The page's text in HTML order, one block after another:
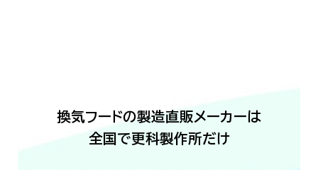
換気フードの製造直販メーカーは
全国で更科製作所だけ